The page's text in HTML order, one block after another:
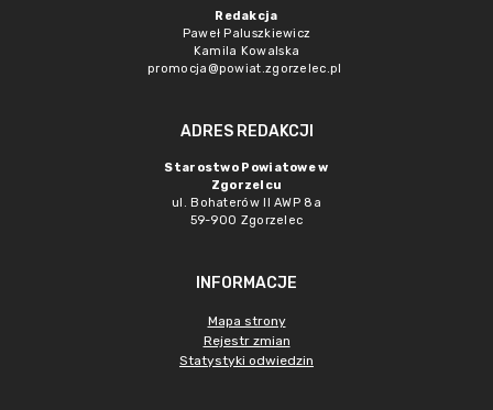
Redakcja
Paweł Paluszkiewicz
Kamila Kowalska
promocja@powiat.zgorzelec.pl
ADRES REDAKCJI
Starostwo Powiatowe w
Zgorzelcu
ul. Bohaterów II AWP 8a
59-900 Zgorzelec
INFORMACJE
Mapa strony
Rejestr zmian
Statystyki odwiedzin